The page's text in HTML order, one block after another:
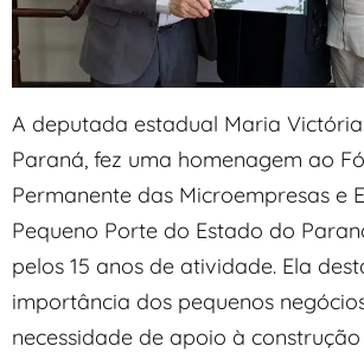
A deputada estadual Maria
Paraná, fez uma homenagem ao
Permanente das Microempresas e
Pequeno Porte do Estado do
pelos 15 anos de atividade. Ela
importância dos pequenos
necessidade de apoio à